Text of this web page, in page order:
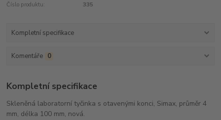
Číslo produktu: 335
Kompletní specifikace
Komentáře 0
Kompletní specifikace
Skleněná laboratorní tyčinka s otavenými konci, Simax, průměr 4
mm, délka 100 mm, nová.